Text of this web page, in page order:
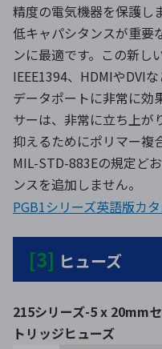
精度の電気機器を保護し
低キャパシタンスが重要
ンに最適です。この新し
IEEE1394、HDMIやDVI
データポートに非常に効
サーは、非常に立ち上が
抑えるためにポリマー複
MIL-STD-883Eの規定ど
ンスを追加しません。
PGB1シリーズ英語版カ
[3] ヒューズ
215シリーズ-5 x 20mm
トリッジヒューズ